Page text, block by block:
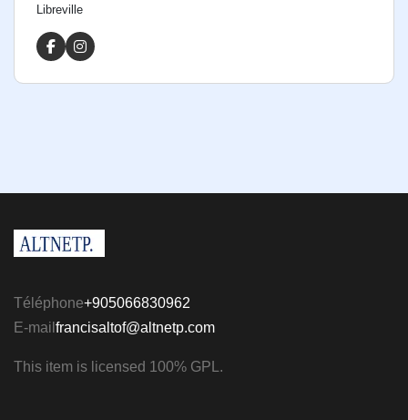
Libreville
Téléphone+905066830962
E-mail francisaltof@altnetp.com
This item is licensed 100% GPL.